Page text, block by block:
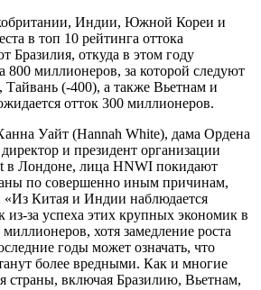
Индии, Южной Кореи и
в топ 10 рейтинга оттока
Бразилия, откуда в этом году
800 миллионеров, за которой следуют
(-400), а также Вьетнам и
отток 300 миллионеров.
Уайт (Hannah White), дама Ордена
и президент организации
в Лондоне, лица HNWI покидают
по совершенно иным причинам,
Китая и Индии наблюдается
из-за успеха этих крупных экономик в
хотя замедление роста
годы может означать, что
более вредными. Как и многие
страны, включая Бразилию, Вьетнам,